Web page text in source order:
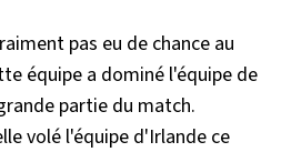
pas eu de chance au
équipe a dominé l'équipe de
partie du match.
volé l'équipe d'Irlande ce